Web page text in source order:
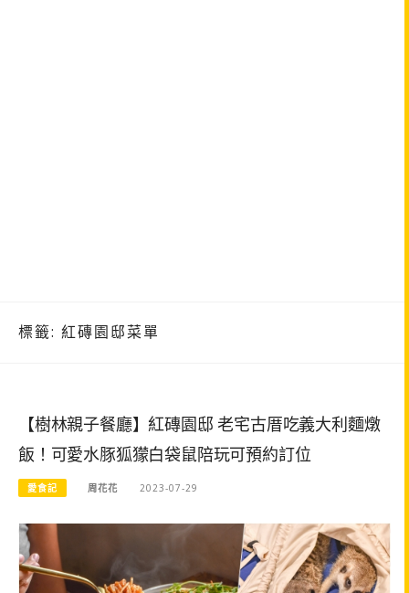
標籤: 紅磚園邸菜單
【樹林親子餐廳】紅磚園邸 老宅古厝吃義大利麵燉
飯！可愛水豚狐獴白袋鼠陪玩可預約訂位
愛食記 周花花 2023-07-29